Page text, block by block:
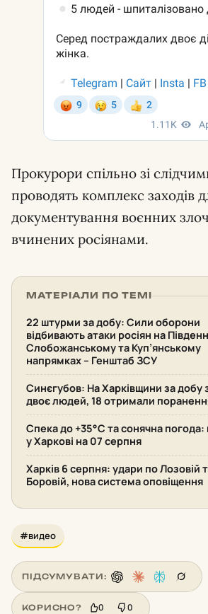
Прокурори спільно зі
проводять комплекс заходів
документування воєнних
вчинених росіянами.
МАТЕРІАЛИ ПО ТЕМІ
22 штурми за добу: Сили оборони
відбивають атаки росіян на
Слобожанському та Куп’янському
напрямках – Генштаб ЗСУ
Синєгубов: На Харківщини за добу
двоє людей, 18 отримали
Спека до +35°С та сонячна погода:
у Харкові на 07 серпня
Харків 6 серпня: удари по Лозовій
Боровій, нова система оповіщення
#видео
ПІДСУМУВАТИ:
КОРИСНО? 0 0